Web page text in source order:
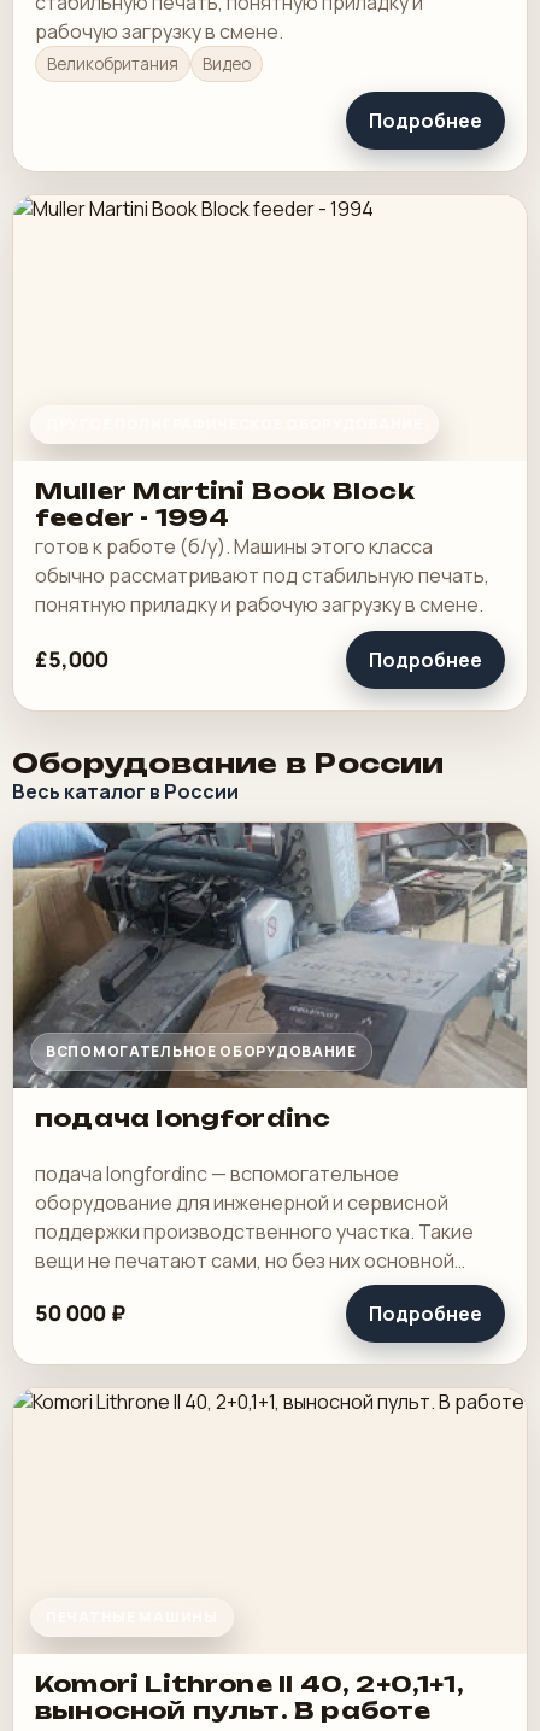
рабочую загрузку в смене.
Великобритания Видео
Подробнее
Muller Martini Book Block
feeder - 1994
готов к работе (б/у). Машины этого класса
обычно рассматривают под стабильную печать,
понятную приладку и рабочую загрузку в смене.
£5,000 Подробнее
Оборудование в России
Весь каталог в России
ВСПОМОГАТЕЛЬНОЕ ОБОРУДОВАНИЕ
подача longfordinc
подача longfordinc — вспомогательное
оборудование для инженерной и сервисной
поддержки производственного участка. Такие
вещи не печатают сами, но без них основной
контур работает хуже или вообще встает. В цехе
ценность.
50 000 ₽ Подробнее
Komori Lithrone II 40, 2+0,1+1,
выносной пульт. В работе